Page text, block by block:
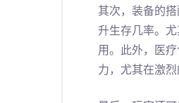
其次，装备的
升生存几率。
用。此外，医
力，尤其在激